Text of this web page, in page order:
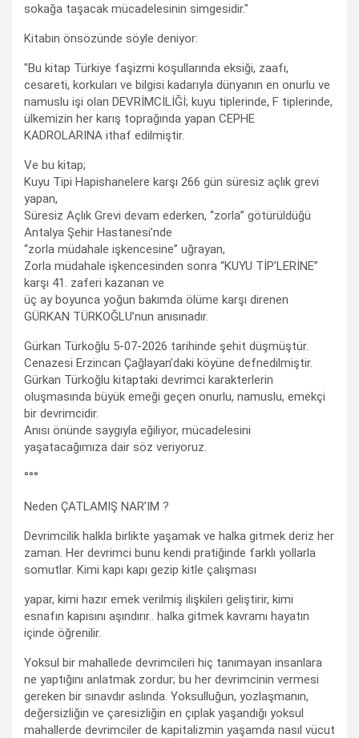
sokağa taşacak mücadelesinin simgesidir."
Kitabın önsözünde söyle deniyor:
"Bu kitap Türkiye faşizmi koşullarında eksiği, zaafı,
cesareti, korkuları ve bilgisi kadarıyla dünyanın en onurlu ve
namuslu işi olan DEVRİMCİLİĞİ; kuyu tiplerinde, F tiplerinde,
ülkemizin her karış toprağında yapan CEPHE
KADROLARINA ithaf edilmiştir.
Ve bu kitap;
Kuyu Tipi Hapishanelere karşı 266 gün süresiz açlık grevi
yapan,
Süresiz Açlık Grevi devam ederken, “zorla” götürüldüğü
Antalya Şehir Hastanesi’nde
“zorla müdahale işkencesine” uğrayan,
Zorla müdahale işkencesinden sonra “KUYU TİP’LERİNE”
karşı 41. zaferi kazanan ve
üç ay boyunca yoğun bakımda ölüme karşı direnen
GÜRKAN TÜRKOĞLU’nun anısınadır.
Gürkan Türkoğlu 5-07-2026 tarihinde şehit düşmüştür.
Cenazesi Erzincan Çağlayan’daki köyüne defnedilmiştir.
Gürkan Türkoğlu kitaptaki devrimci karakterlerin
oluşmasında büyük emeği geçen onurlu, namuslu, emekçi
bir devrimcidir.
Anısı önünde saygıyla eğiliyor, mücadelesini
yaşatacağımıza dair söz veriyoruz.
°°°
Neden ÇATLAMIŞ NAR’IM ?
Devrimcilik halkla birlikte yaşamak ve halka gitmek deriz her
zaman. Her devrimci bunu kendi pratiğinde farklı yollarla
somutlar. Kimi kapı kapı gezip kitle çalışması
yapar, kimi hazır emek verilmiş ilişkileri geliştirir, kimi
esnafın kapısını aşındırır.. halka gitmek kavramı hayatın
içinde öğrenilir.
Yoksul bir mahallede devrimcileri hiç tanımayan insanlara
ne yaptığını anlatmak zordur; bu her devrimcinin vermesi
gereken bir sınavdır aslında. Yoksulluğun, yozlaşmanın,
değersizliğin ve çaresizliğin en çıplak yaşandığı yoksul
mahallerde devrimciler de kapitalizmin yaşamda nasıl vücut